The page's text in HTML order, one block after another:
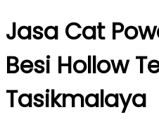
Jasa Cat
Besi Hollow
Tasikmalaya